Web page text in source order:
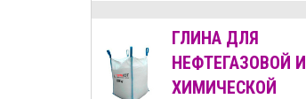
ГЛИНА ДЛЯ
НЕФТЕГАЗОВОЙ И
ХИМИЧЕСКОЙ